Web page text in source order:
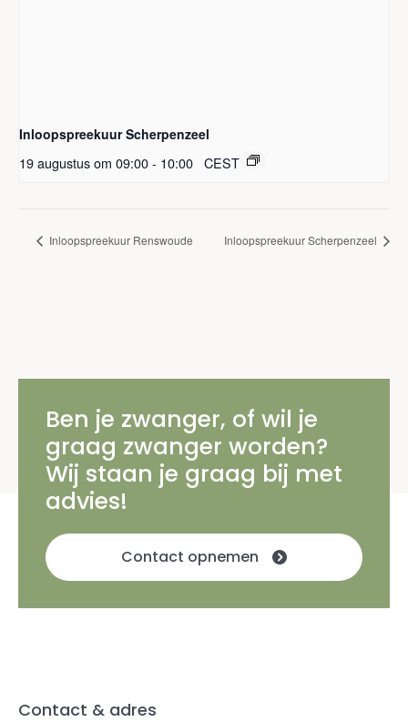
Inloopspreekuur Scherpenzeel
19 augustus om 09:00- 10:00 CEST
Inloopspreekuur Renswoude Inloopspreekuur Scherpenzeel
Ben je zwanger, of wil je
graag zwanger worden?
Wij staan je graag bij met
advies!
Contact opnemen
Contact & adres